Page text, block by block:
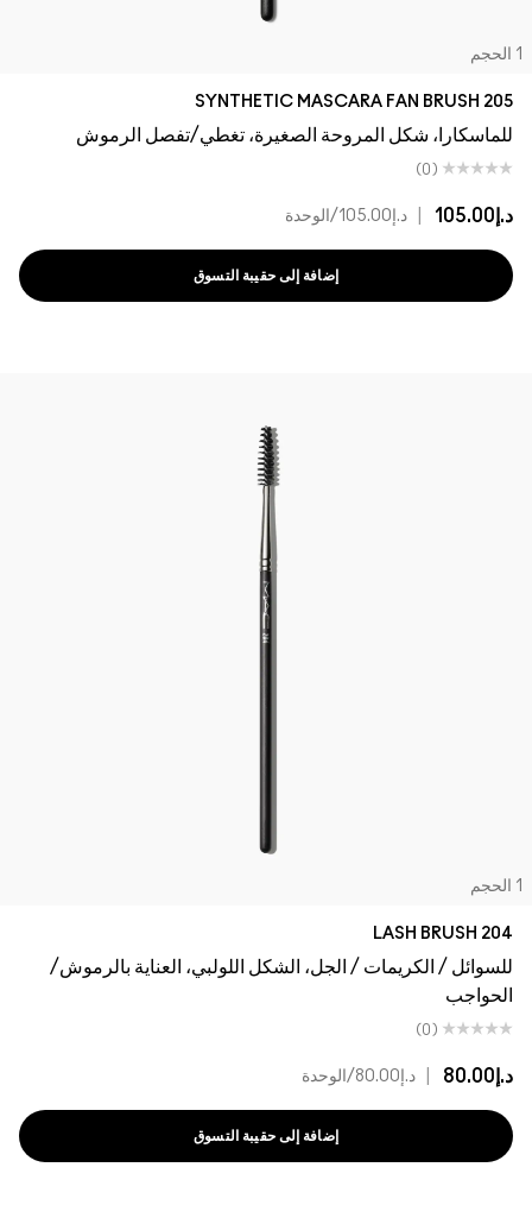
205 SYNTHETIC MASCARA FAN BRUSH
للماسكارا، شكل المروحة الصغيرة، تغطي/تفصل الرموش
(0)
د.إ105.00 د.إ105.00 /الوحدة
إضافة إلى حقيبة التسوق
204 LASH BRUSH
للسوائل / الكريمات / الجل، الشكل اللولبي، العناية بالرموش/
الحواجب
(0)
د.إ80.00 د.إ80.00 /الوحدة
إضافة إلى حقيبة التسوق